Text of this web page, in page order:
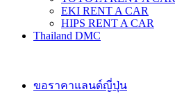
EKI RENT A CAR
HIPS RENT A CAR
Thailand DMC
ขอราคาแลนด์ญี่ปุ่น